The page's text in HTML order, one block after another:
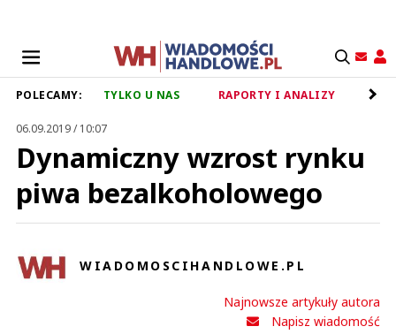
POLECAMY: TYLKO U NAS RAPORTY I ANALIZY
06.09.2019 / 10:07
Dynamiczny wzrost rynku
piwa bezalkoholowego
WIADOMOSCIHANDLOWE.PL
Najnowsze artykuły autora
Napisz wiadomość